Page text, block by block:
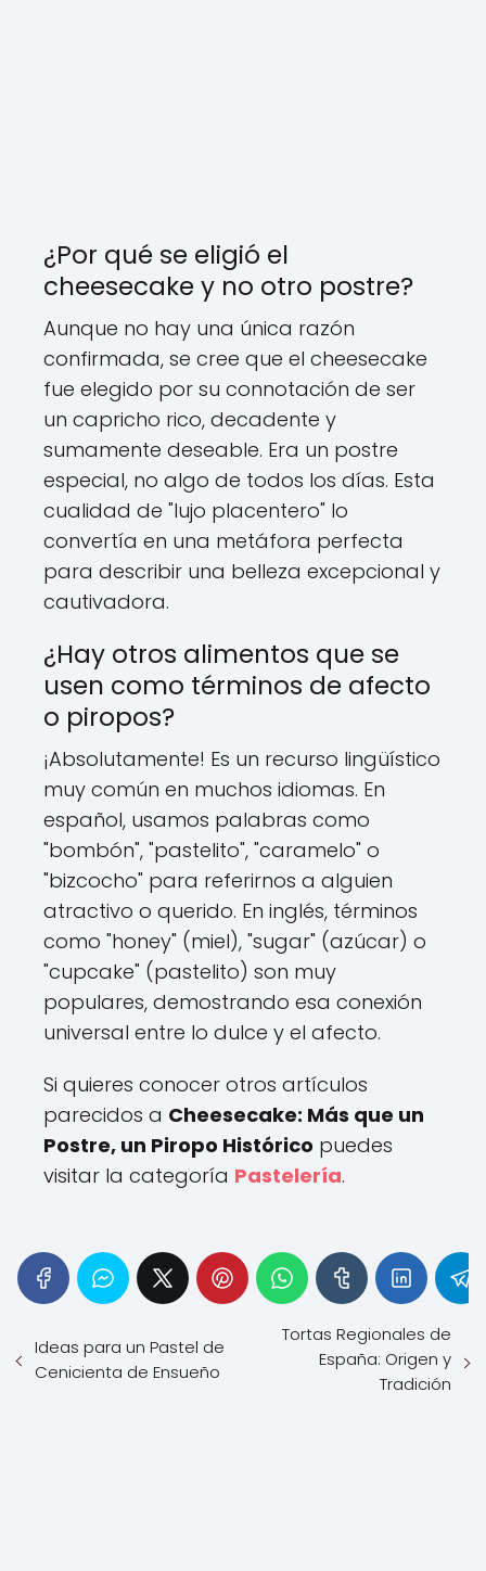
¿Por qué se eligió el
cheesecake y no otro postre?
Aunque no hay una única razón
confirmada, se cree que el cheesecake
fue elegido por su connotación de ser
un capricho rico, decadente y
sumamente deseable. Era un postre
especial, no algo de todos los días. Esta
cualidad de "lujo placentero" lo
convertía en una metáfora perfecta
para describir una belleza excepcional y
cautivadora.
¿Hay otros alimentos que se
usen como términos de afecto
o piropos?
¡Absolutamente! Es un recurso lingüístico
muy común en muchos idiomas. En
español, usamos palabras como
"bombón", "pastelito", "caramelo" o
"bizcocho" para referirnos a alguien
atractivo o querido. En inglés, términos
como "honey" (miel), "sugar" (azúcar) o
"cupcake" (pastelito) son muy
populares, demostrando esa conexión
universal entre lo dulce y el afecto.
Si quieres conocer otros artículos
parecidos a Cheesecake: Más que un
Postre, un Piropo Histórico puedes
visitar la categoría Pastelería.
Ideas para un Pastel de
Cenicienta de Ensueño
Tortas Regionales de
España: Origen y
Tradición